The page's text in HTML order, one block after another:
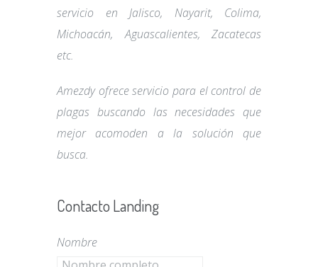
servicio en Jalisco, Nayarit, Colima,
Michoacán, Aguascalientes, Zacatecas
etc.
Amezdy ofrece servicio para el control de
plagas buscando las necesidades que
mejor acomoden a la solución que
busca.
Contacto Landing
Nombre